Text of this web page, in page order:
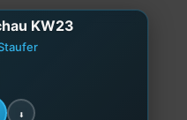
KW23